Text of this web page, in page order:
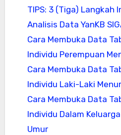
TIPS: 3 (Tiga) Langkah
Analisis Data YanKB
Cara Membuka Data
Individu Perempuan
Cara Membuka Data
Individu Laki-Laki
Cara Membuka Data
Individu Dalam
Umur